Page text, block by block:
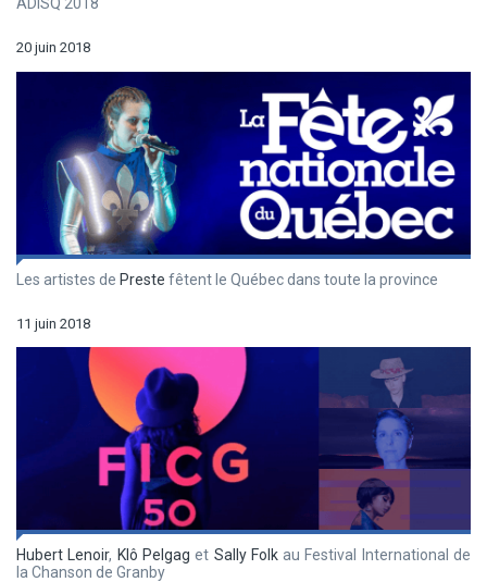
ADISQ 2018
20 juin 2018
Les artistes de Preste fêtent le Québec dans toute la province
11 juin 2018
Hubert Lenoir, Klô Pelgag et Sally Folkau Festival International de
la Chanson de Granby